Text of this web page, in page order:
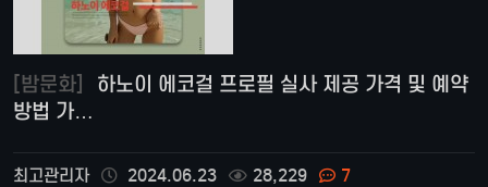
[밤문화]
방법 가…
최고관리자 2024.06.23 28,229 7